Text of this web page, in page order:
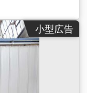
小型広告